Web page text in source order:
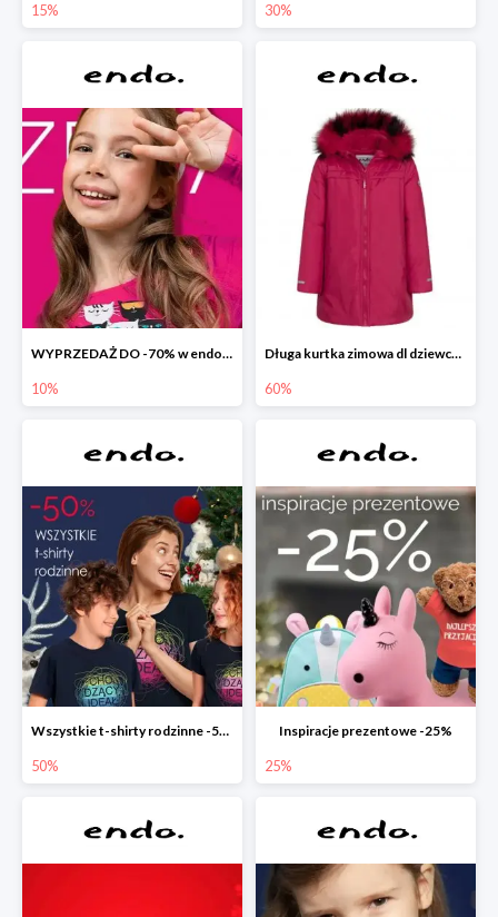
15% 30%
WYPRZEDAŻ DO -70% w endo.pl
10%
Długa kurtka zimowa dl dziewczynki
60%
Wszystkie t-shirty rodzinne -50%
50%
Inspiracje prezentowe -25%
25%